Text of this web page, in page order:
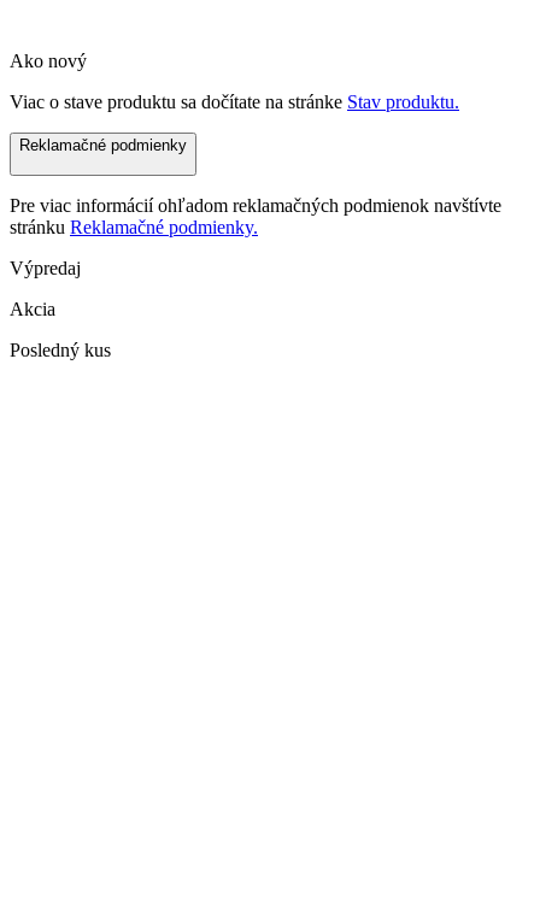
Ako nový
Viac o stave produktu sa dočítate na stránke Stav produktu.
Reklamačné podmienky
Pre viac informácií ohľadom reklamačných podmienok navštívte
stránku Reklamačné podmienky.
Výpredaj
Akcia
Posledný kus